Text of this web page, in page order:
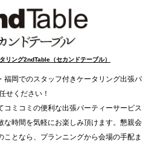
2ndTable「1DISH」が紹介され
案内｜忘年会は“移動時間ゼロ
文が前年比5倍に伸びた「宅配
リング2ndTable（セカンドテーブル）
福岡でのスタッフ付きケータリング出張パ
せください！
コミコミの便利な出張パーティーサービス
な時間を気軽にお楽しみ頂けます。懇親会
ことなら、プランニングから会場の手配ま